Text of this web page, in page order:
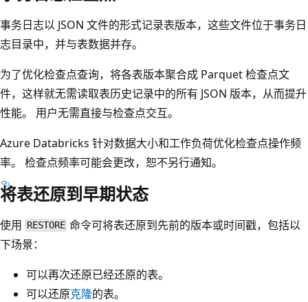
事务日志以 JSON 文件的形式记录表版本，这些文件位于事务日
志目录中，并与表数据并存。
为了优化检查点查询，将各表版本聚合成 Parquet 检查点文
件，这样就无需读取表历史记录中的所有 JSON 版本，从而提升
性能。 用户无需直接与检查点交互。
Azure Databricks 针对数据大小和工作负荷优化检查点操作频
率。 检查点频率可能会更改，恕不另行通知。
将表还原到早期状态
使用 RESTORE 命令可将表还原到先前的版本或时间戳，包括以
下场景：
可以再次还原已经还原的表。
可以还原克隆的表。